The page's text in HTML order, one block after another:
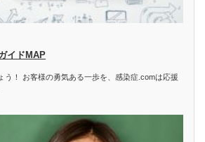
イドMAP
う！ お客様の勇気ある一歩を、感染症.comは応援